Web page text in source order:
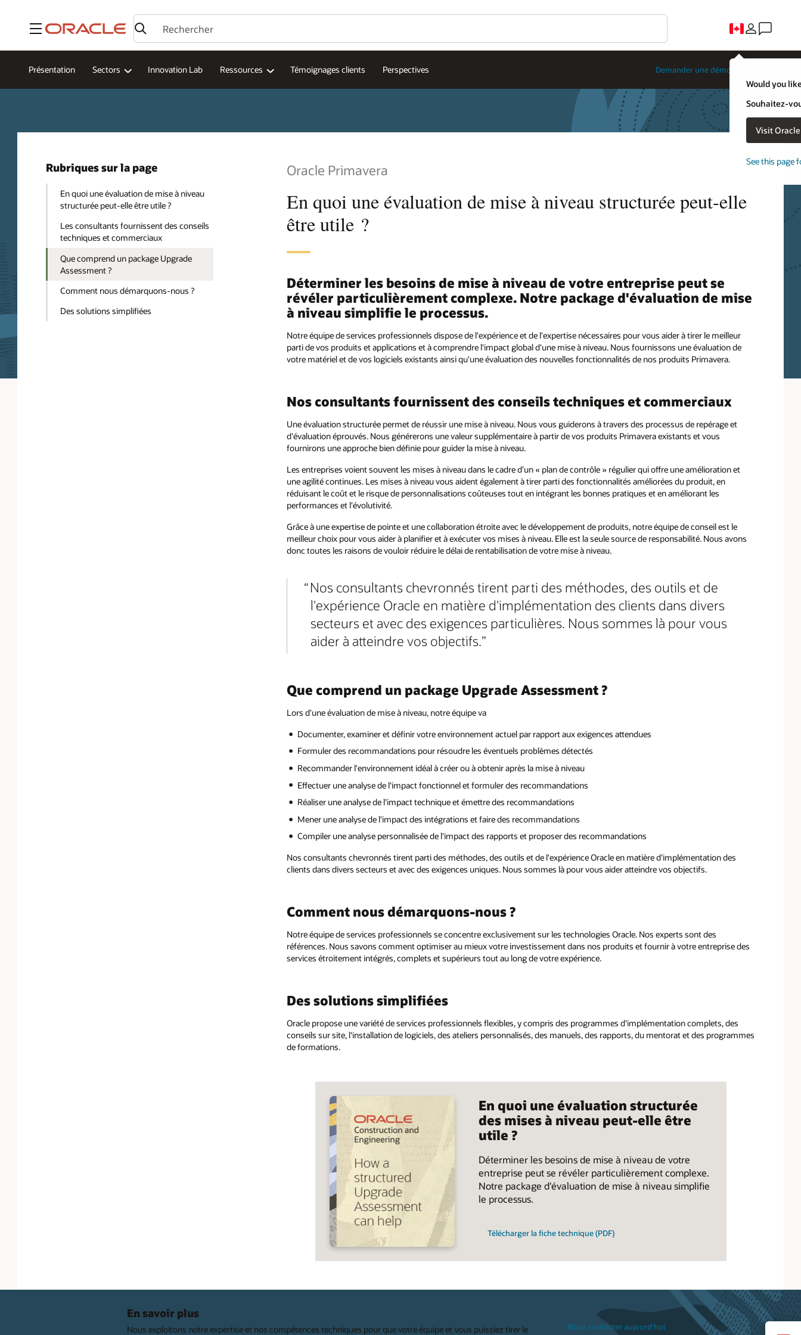
Menu
Would you
Souhaitez-
Visit
See this page
Présentation Sectors Innovation Lab Ressources Témoignages clients Perspectives Demander une démonstration
Rubriques sur la page
En quoi une évaluation de mise à niveau
structurée peut-elle être utile ?
Les consultants fournissent des conseils
techniques et commerciaux
Que comprend un package Upgrade
Assessment ?
Comment nous démarquons-nous ?
Des solutions simplifiées
Oracle Primavera
En quoi une évaluation de mise à niveau structurée peut-elle
être utile ?
Déterminer les besoins de mise à niveau de votre entreprise peut se
révéler particulièrement complexe. Notre package d'évaluation de mise
à niveau simplifie le processus.
Notre équipe de services professionnels dispose de l'expérience et de l'expertise nécessaires pour vous aider à tirer le meilleur
parti de vos produits et applications et à comprendre l'impact global d'une mise à niveau. Nous fournissons une évaluation de
votre matériel et de vos logiciels existants ainsi qu'une évaluation des nouvelles fonctionnalités de nos produits Primavera.
Nos consultants fournissent des conseils techniques et commerciaux
Une évaluation structurée permet de réussir une mise à niveau. Nous vous guiderons à travers des processus de repérage et
d'évaluation éprouvés. Nous générerons une valeur supplémentaire à partir de vos produits Primavera existants et vous
fournirons une approche bien définie pour guider la mise à niveau.
Les entreprises voient souvent les mises à niveau dans le cadre d'un « plan de contrôle » régulier qui offre une amélioration et
une agilité continues. Les mises à niveau vous aident également à tirer parti des fonctionnalités améliorées du produit, en
réduisant le coût et le risque de personnalisations coûteuses tout en intégrant les bonnes pratiques et en améliorant les
performances et l'évolutivité.
Grâce à une expertise de pointe et une collaboration étroite avec le développement de produits, notre équipe de conseil est le
meilleur choix pour vous aider à planifier et à exécuter vos mises à niveau. Elle est la seule source de responsabilité. Nous avons
donc toutes les raisons de vouloir réduire le délai de rentabilisation de votre mise à niveau.
Nos consultants chevronnés tirent parti des méthodes, des outils et de
l'expérience Oracle en matière d'implémentation des clients dans divers
secteurs et avec des exigences particulières. Nous sommes là pour vous
aider à atteindre vos objectifs.
Que comprend un package Upgrade Assessment ?
Lors d'une évaluation de mise à niveau, notre équipe va
Documenter, examiner et définir votre environnement actuel par rapport aux exigences attendues
Formuler des recommandations pour résoudre les éventuels problèmes détectés
Recommander l'environnement idéal à créer ou à obtenir après la mise à niveau
Effectuer une analyse de l'impact fonctionnel et formuler des recommandations
Réaliser une analyse de l'impact technique et émettre des recommandations
Mener une analyse de l'impact des intégrations et faire des recommandations
Compiler une analyse personnalisée de l'impact des rapports et proposer des recommandations
Nos consultants chevronnés tirent parti des méthodes, des outils et de l'expérience Oracle en matière d'implémentation des
clients dans divers secteurs et avec des exigences uniques. Nous sommes là pour vous aider atteindre vos objectifs.
Comment nous démarquons-nous ?
Notre équipe de services professionnels se concentre exclusivement sur les technologies Oracle. Nos experts sont des
références. Nous savons comment optimiser au mieux votre investissement dans nos produits et fournir à votre entreprise des
services étroitement intégrés, complets et supérieurs tout au long de votre expérience.
Des solutions simplifiées
Oracle propose une variété de services professionnels flexibles, y compris des programmes d'implémentation complets, des
conseils sur site, l'installation de logiciels, des ateliers personnalisés, des manuels, des rapports, du mentorat et des programmes
de formations.
En quoi une évaluation structurée
des mises à niveau peut-elle être
utile ?
Déterminer les besoins de mise à niveau de votre
entreprise peut se révéler particulièrement complexe.
Notre package d'évaluation de mise à niveau simplifie
le processus.
Télécharger la fiche technique (PDF)
En savoir plus
Nous exploitons notre expertise et nos compétences techniques pour que votre équipe et vous puissiez tirer le Nous contacter aujourd'hui